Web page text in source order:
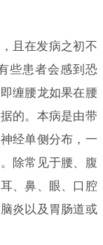
且在发病之初不
些患者会感到恐
缠腰龙如果在腰
的。本病是由带
经单侧分布，一
除常见于腰、腹
、鼻、眼、口腔
炎以及胃肠道或